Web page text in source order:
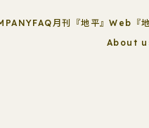
FAQ 月刊『地平』Web『地
About